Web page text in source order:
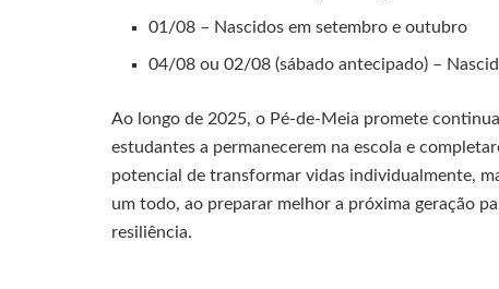
01/08 – Nascidos em setembro e outubro
04/08 ou 02/08 (sábado antecipado) –
Ao longo de 2025, o Pé-de-Meia promete
estudantes a permanecerem na escola e
potencial de transformar vidas individualmente,
um todo, ao preparar melhor a próxima geração
resiliência.